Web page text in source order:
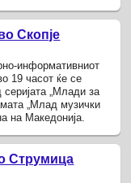
Скопје
информативниот
19 часот ќе се
„Млади за
„Млад музички
на Македонија.
Струмица